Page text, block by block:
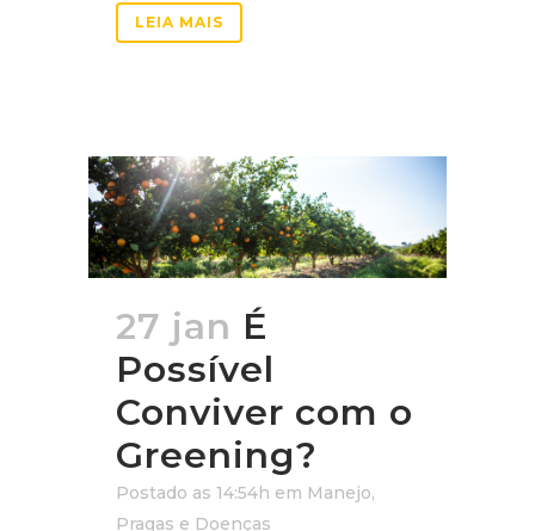
LEIA MAIS
27 jan É
Possível
Conviver com o
Greening?
Postado as 14:54h em Manejo,
Pragas e Doenças